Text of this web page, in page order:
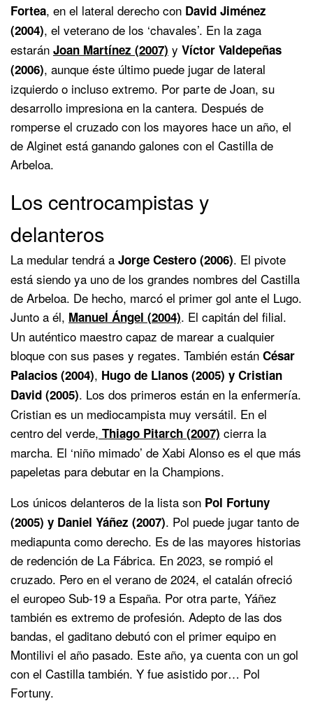
Fortea, en el lateral derecho con David Jiménez
(2004), el veterano de los ‘chavales’. En la zaga
estarán Joan Martínez (2007) y Víctor Valdepeñas
(2006), aunque éste último puede jugar de lateral
izquierdo o incluso extremo. Por parte de Joan, su
desarrollo impresiona en la cantera. Después de
romperse el cruzado con los mayores hace un año, el
de Alginet está ganando galones con el Castilla de
Arbeloa.
Los centrocampistas y
delanteros
La medular tendrá a Jorge Cestero (2006). El pivote
está siendo ya uno de los grandes nombres del Castilla
de Arbeloa. De hecho, marcó el primer gol ante el Lugo.
Junto a él, Manuel Ángel (2004). El capitán del filial.
Un auténtico maestro capaz de marear a cualquier
bloque con sus pases y regates. También están César
Palacios (2004), Hugo de Llanos (2005) y Cristian
David (2005). Los dos primeros están en la enfermería.
Cristian es un mediocampista muy versátil. En el
centro del verde, Thiago Pitarch (2007) cierra la
marcha. El ‘niño mimado’ de Xabi Alonso es el que más
papeletas para debutar en la Champions.
Los únicos delanteros de la lista son Pol Fortuny
(2005) y Daniel Yáñez (2007). Pol puede jugar tanto de
mediapunta como derecho. Es de las mayores historias
de redención de La Fábrica. En 2023, se rompió el
cruzado. Pero en el verano de 2024, el catalán ofreció
el europeo Sub-19 a España. Por otra parte, Yáñez
también es extremo de profesión. Adepto de las dos
bandas, el gaditano debutó con el primer equipo en
Montilivi el año pasado. Este año, ya cuenta con un gol
con el Castilla también. Y fue asistido por… Pol
Fortuny.